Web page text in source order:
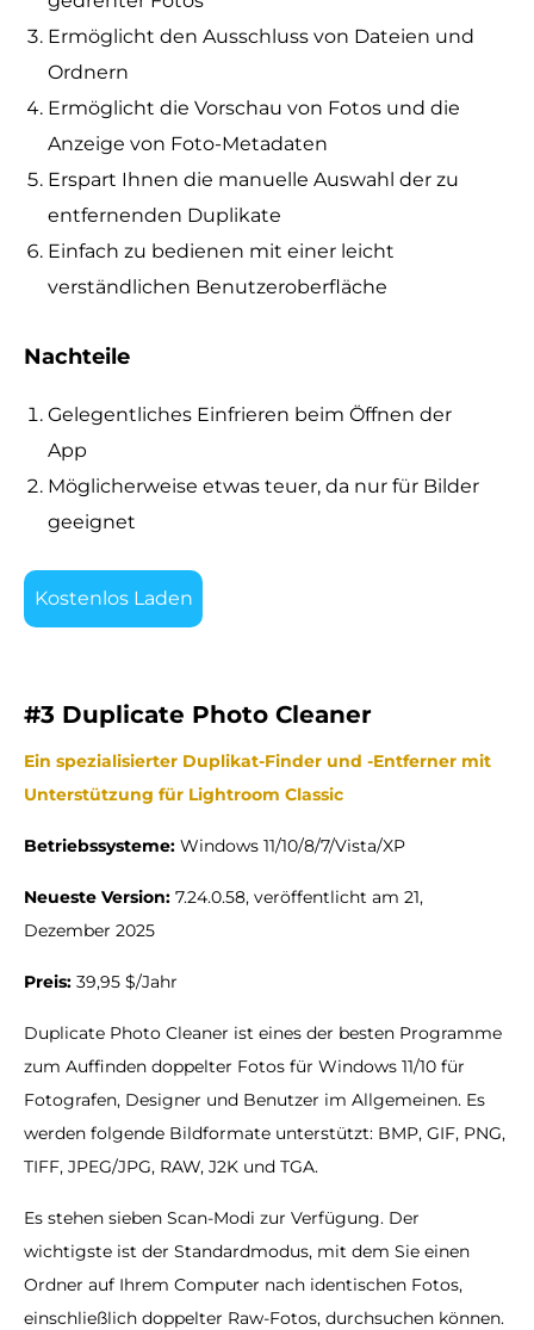
Ermöglicht den Ausschluss von Dateien und
Ordnern
Ermöglicht die Vorschau von Fotos und die
Anzeige von Foto-Metadaten
Erspart Ihnen die manuelle Auswahl der zu
entfernenden Duplikate
Einfach zu bedienen mit einer leicht
verständlichen Benutzeroberfläche
Nachteile
Gelegentliches Einfrieren beim Öffnen der
App
Möglicherweise etwas teuer, da nur für Bilder
geeignet
Kostenlos Laden
#3 Duplicate Photo Cleaner
Ein spezialisierter Duplikat-Finder und -Entferner mit
Unterstützung für Lightroom Classic
Betriebssysteme: Windows 11/10/8/7/Vista/XP
Neueste Version: 7.24.0.58, veröffentlicht am 21,
Dezember 2025
Preis: 39,95 $/Jahr
Duplicate Photo Cleaner ist eines der besten Programme
zum Auffinden doppelter Fotos für Windows 11/10 für
Fotografen, Designer und Benutzer im Allgemeinen. Es
werden folgende Bildformate unterstützt: BMP, GIF, PNG,
TIFF, JPEG/JPG, RAW, J2K und TGA.
Es stehen sieben Scan-Modi zur Verfügung. Der
wichtigste ist der Standardmodus, mit dem Sie einen
Ordner auf Ihrem Computer nach identischen Fotos,
einschließlich doppelter Raw-Fotos, durchsuchen können.